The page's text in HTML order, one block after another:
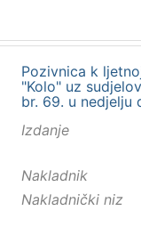
Pozivnica k
"Kolo" uz
br. 69. u nedjelju
Izdanje
Nakladnik
Nakladnički niz